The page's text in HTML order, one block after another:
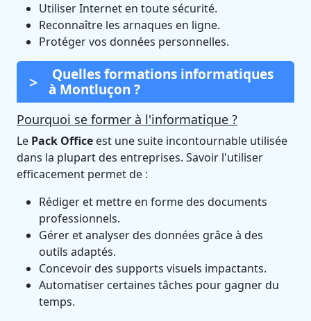
Utiliser Internet en toute sécurité.
Reconnaître les arnaques en ligne.
Protéger vos données personnelles.
Quelles formations informatiques
à Montluçon ?
Pourquoi se former à l'informatique ?
Le Pack Office est une suite incontournable utilisée
dans la plupart des entreprises. Savoir l'utiliser
efficacement permet de :
Rédiger et mettre en forme des documents
professionnels.
Gérer et analyser des données grâce à des
outils adaptés.
Concevoir des supports visuels impactants.
Automatiser certaines tâches pour gagner du
temps.